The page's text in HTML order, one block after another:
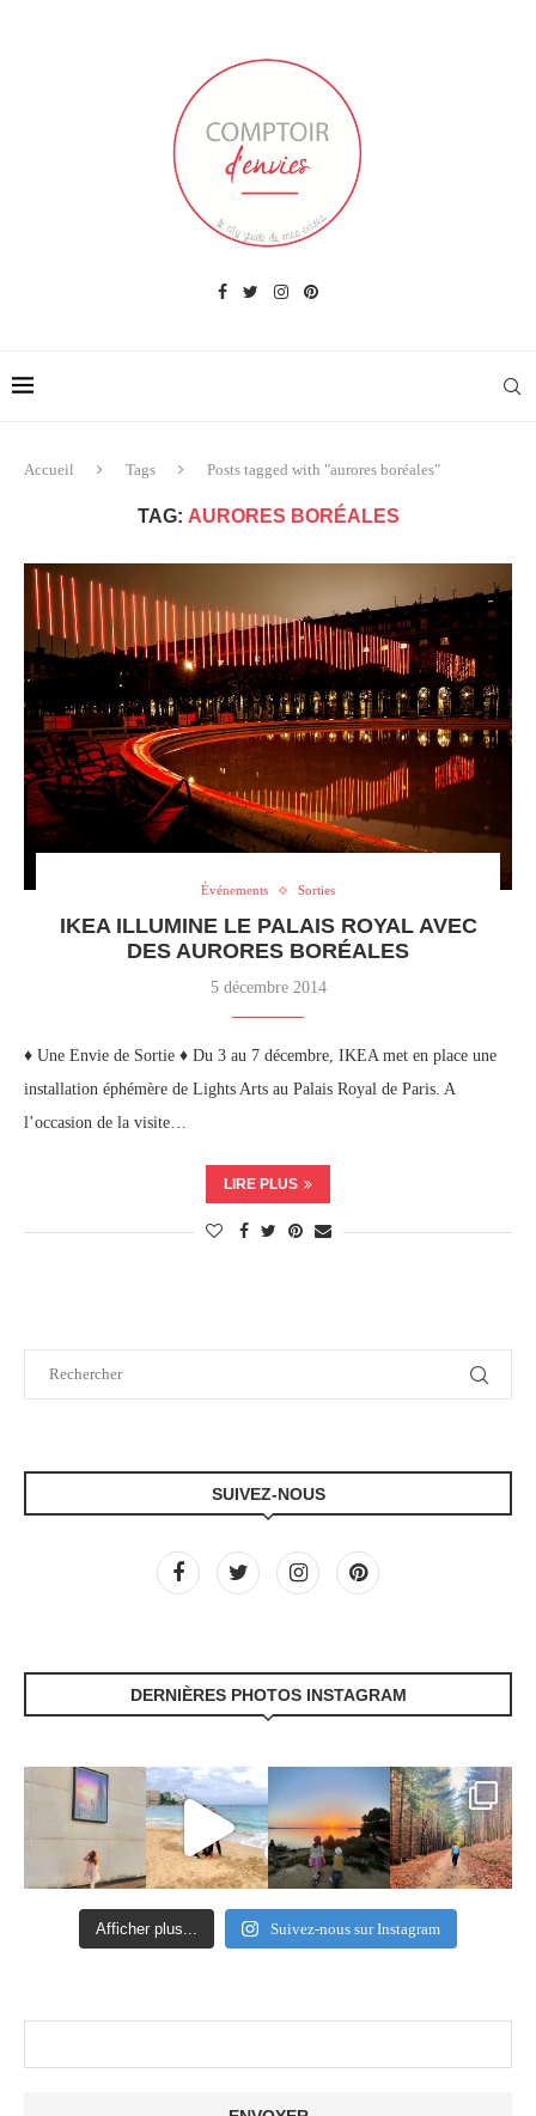
Accueil Tags Posts tagged with "aurores boréales"
TAG: AURORES BORÉALES
Événements Sorties
IKEA ILLUMINE LE PALAIS ROYAL AVEC
DES AURORES BORÉALES
5 décembre 2014
♦ Une Envie de Sortie ♦ Du 3 au 7 décembre, IKEA met en place une
installation éphémère de Lights Arts au Palais Royal de Paris. A
l’occasion de la visite…
LIRE PLUS
SUIVEZ-NOUS
DERNIÈRES PHOTOS INSTAGRAM
Afficher plus... Suivez-nous sur Instagram